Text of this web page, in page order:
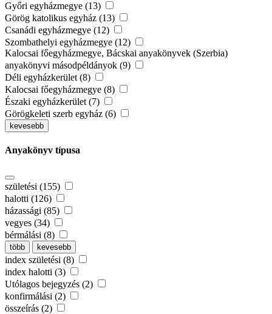
Győri egyházmegye (13)
Görög katolikus egyház (13)
Csanádi egyházmegye (12)
Szombathelyi egyházmegye (12)
Kalocsai főegyházmegye, Bácskai anyakönyvek (Szerbia)
anyakönyvi másodpéldányok (9)
Déli egyházkerület (8)
Kalocsai főegyházmegye (8)
Északi egyházkerület (7)
Görögkeleti szerb egyház (6)
kevesebb
Anyakönyv típusa
születési (155)
halotti (126)
házassági (85)
vegyes (34)
bérmálási (8)
több kevesebb
index születési (8)
index halotti (3)
Utólagos bejegyzés (2)
konfirmálási (2)
összeírás (2)